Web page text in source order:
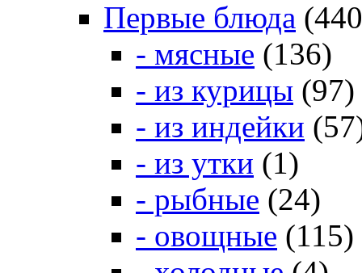
Первые блюда
- мясные (136)
- из курицы (97)
- из индейки
- из утки (1)
- рыбные (24)
- овощные (115)